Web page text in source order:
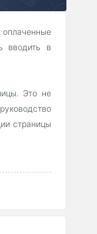
вводить в
Это не
страницы